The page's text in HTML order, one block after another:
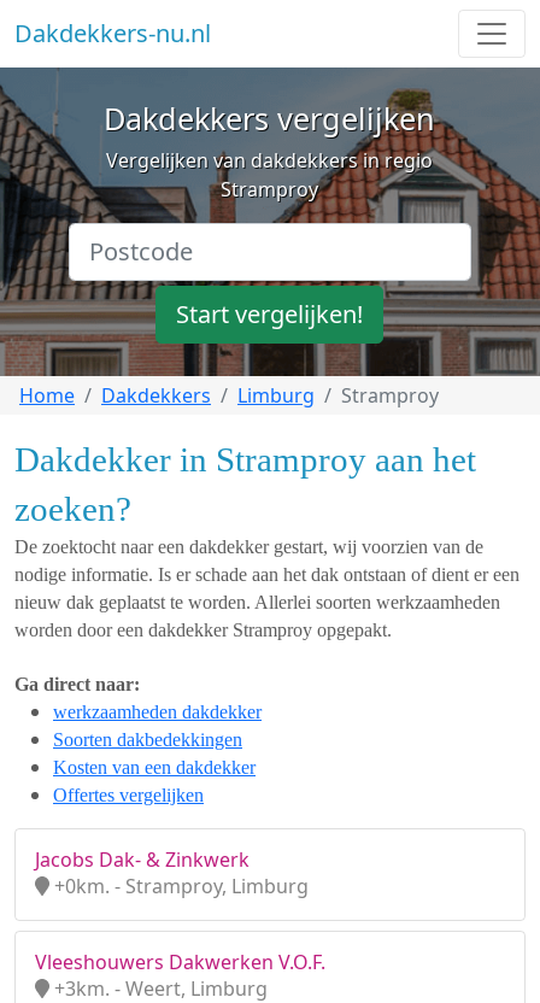
Dakdekkers-nu.nl
Dakdekkers vergelijken
Vergelijken van dakdekkers in regio
Stramproy
Start vergelijken!
Home Dakdekkers Limburg Stramproy
Dakdekker in Stramproy aan het
zoeken?
De zoektocht naar een dakdekker gestart, wij voorzien van de
nodige informatie. Is er schade aan het dak ontstaan of dient er een
nieuw dak geplaatst te worden. Allerlei soorten werkzaamheden
worden door een dakdekker Stramproy opgepakt.
Ga direct naar:
werkzaamheden dakdekker
Soorten dakbedekkingen
Kosten van een dakdekker
Offertes vergelijken
Jacobs Dak- & Zinkwerk
+0km. - Stramproy, Limburg
Vleeshouwers Dakwerken V.O.F.
+3km. - Weert, Limburg